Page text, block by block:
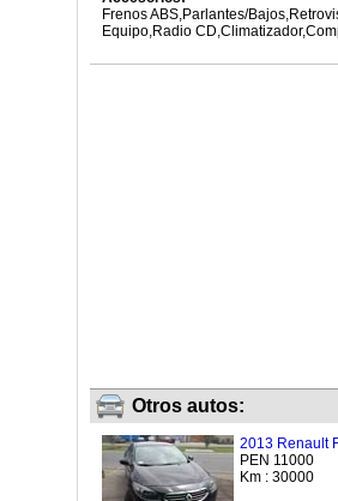
Frenos ABS,Parlantes/
Equipo,Radio
Otros autos:
2013 Renault
PEN 11000
Km : 30000